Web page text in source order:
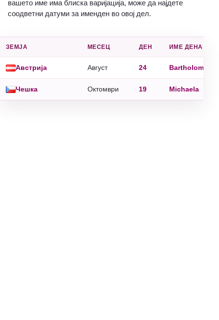
вашето име има блиска варијација, може да најдете
соодветни датуми за именден во овој дел.
ЗЕМЈА МЕСЕЦ ДЕН ИМЕ ДЕНА
Австрија Август 24 Bartholomäus
Чешка Октомври 19 Michaela